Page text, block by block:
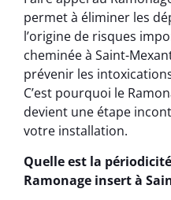
permet à éliminer les
l’origine de risques
cheminée à Saint-
prévenir les
C’est pourquoi le
devient une étape
votre installation.
Quelle est la
Ramonage insert à